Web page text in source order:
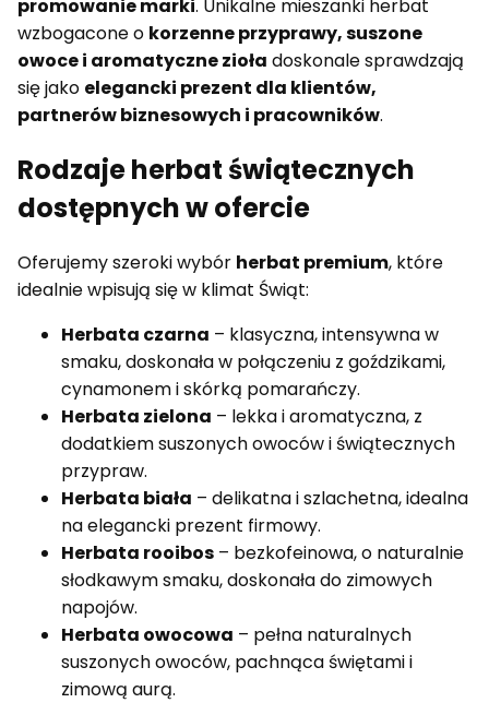
promowanie marki. Unikalne mieszanki herbat
wzbogacone o korzenne przyprawy, suszone
owoce i aromatyczne zioła doskonale sprawdzają
się jako elegancki prezent dla klientów,
partnerów biznesowych i pracowników.
Rodzaje herbat świątecznych
dostępnych w ofercie
Oferujemy szeroki wybór herbat premium, które
idealnie wpisują się w klimat Świąt:
Herbata czarna – klasyczna, intensywna w
smaku, doskonała w połączeniu z goździkami,
cynamonem i skórką pomarańczy.
Herbata zielona – lekka i aromatyczna, z
dodatkiem suszonych owoców i świątecznych
przypraw.
Herbata biała – delikatna i szlachetna, idealna
na elegancki prezent firmowy.
Herbata rooibos – bezkofeinowa, o naturalnie
słodkawym smaku, doskonała do zimowych
napojów.
Herbata owocowa – pełna naturalnych
suszonych owoców, pachnąca świętami i
zimową aurą.